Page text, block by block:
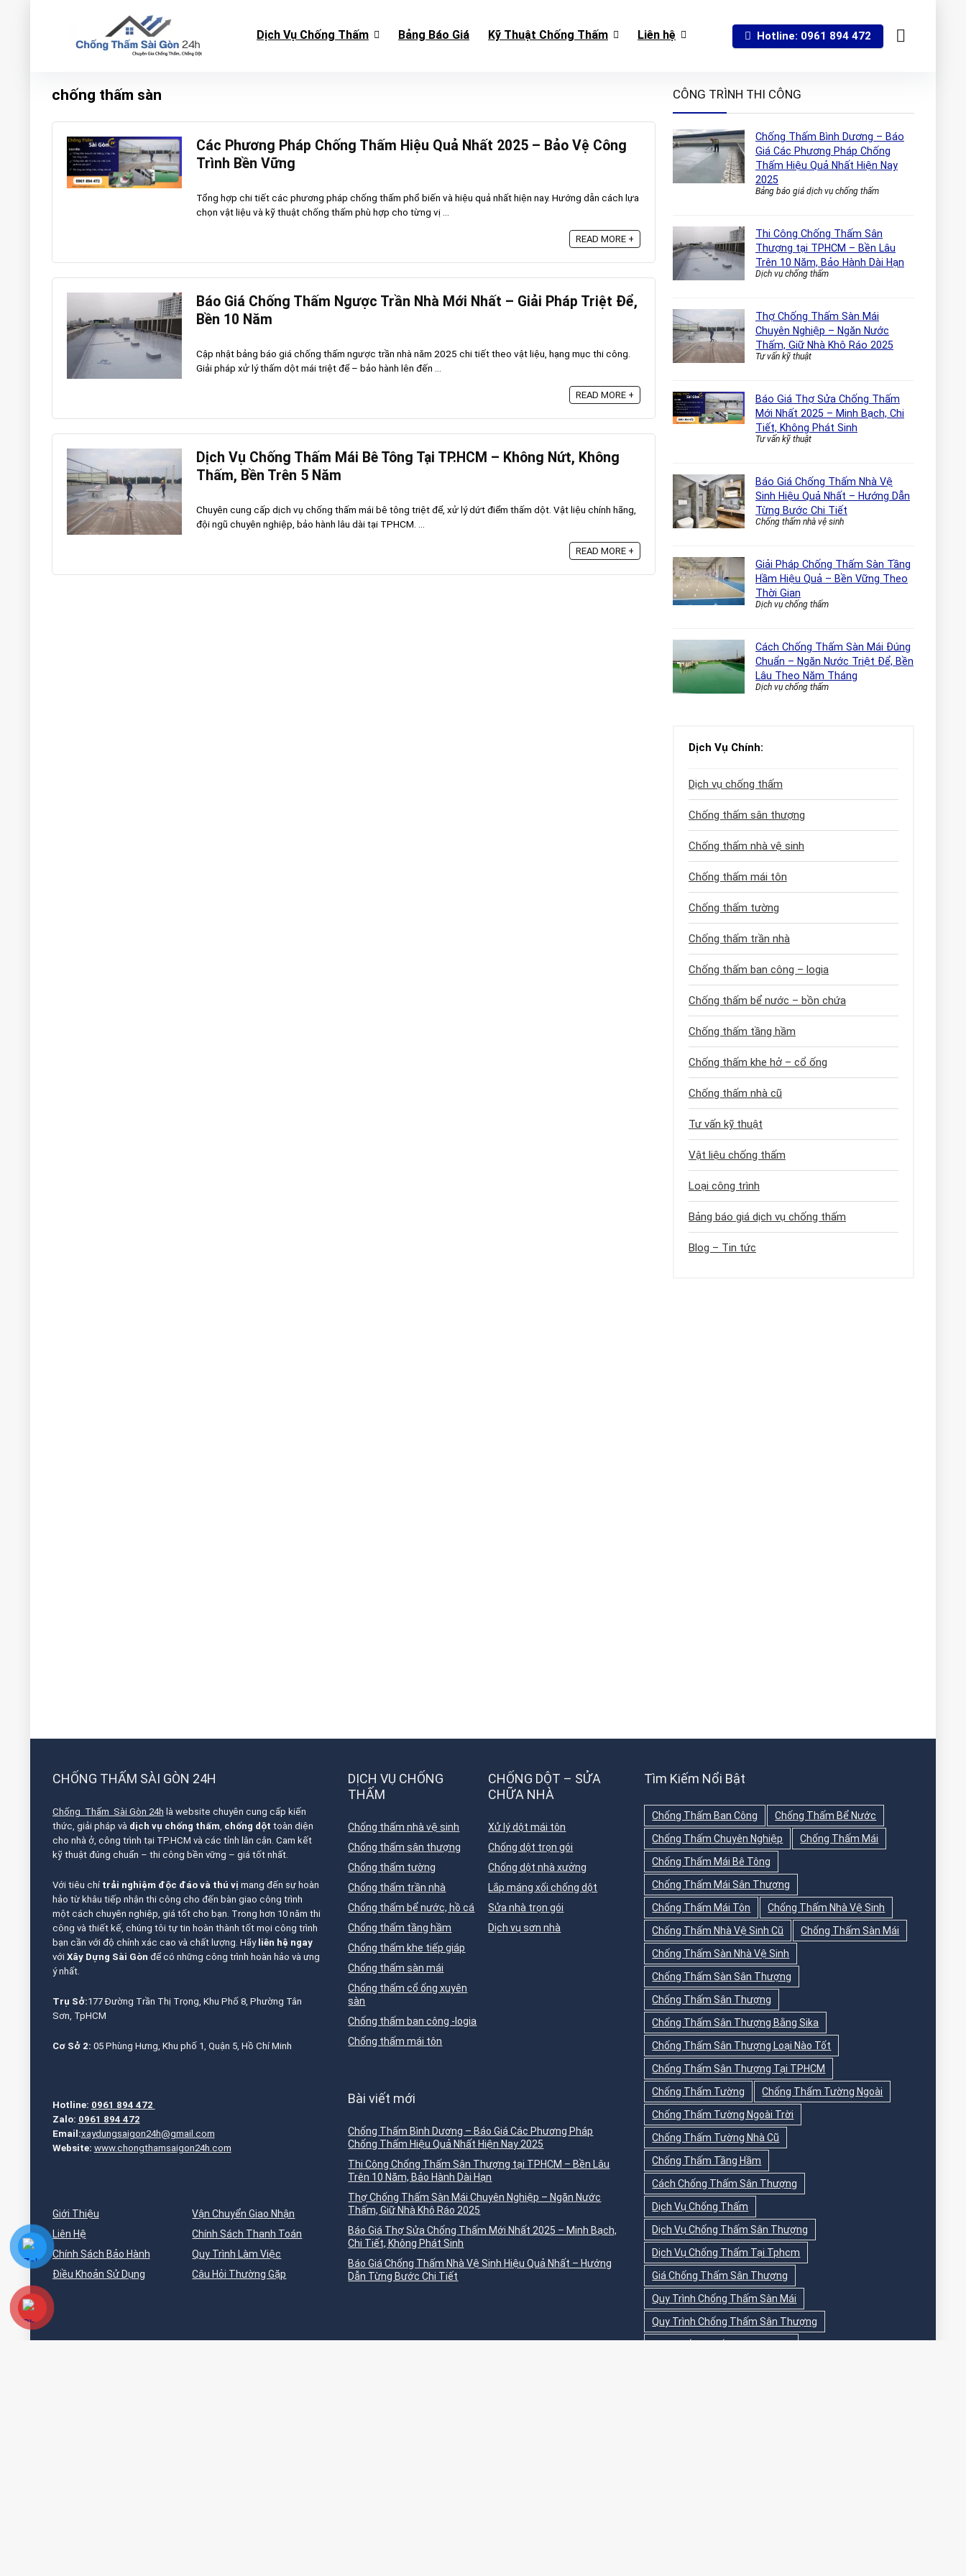
Dịch Vụ Chống Thấm Bảng Báo Giá Kỹ Thuật Chống Thấm Liên hệ Hotline: 0961 894 472
chống thấm sàn
Các Phương Pháp Chống Thấm Hiệu Quả Nhất 2025 – Bảo Vệ Công
Trình Bền Vững
Tổng hợp chi tiết các phương pháp chống thấm phổ biến và hiệu quả nhất hiện nay. Hướng dẫn cách lựa
chọn vật liệu và kỹ thuật chống thấm phù hợp cho từng vị ...
READ MORE +
Báo Giá Chống Thấm Ngược Trần Nhà Mới Nhất – Giải Pháp Triệt Để,
Bền 10 Năm
Cập nhật bảng báo giá chống thấm ngược trần nhà năm 2025 chi tiết theo vật liệu, hạng mục thi công.
Giải pháp xử lý thấm dột mái triệt để – bảo hành lên đến ...
READ MORE +
Dịch Vụ Chống Thấm Mái Bê Tông Tại TP.HCM – Không Nứt, Không
Thấm, Bền Trên 5 Năm
Chuyên cung cấp dịch vụ chống thấm mái bê tông triệt để, xử lý dứt điểm thấm dột. Vật liệu chính hãng,
đội ngũ chuyên nghiệp, bảo hành lâu dài tại TPHCM. ...
READ MORE +
CÔNG TRÌNH THI CÔNG
Chống Thấm Bình Dương – Báo
Giá Các Phương Pháp Chống
Thấm Hiệu Quả Nhất Hiện Nay
2025
Bảng báo giá dịch vụ chống thấm
Thi Công Chống Thấm Sân
Thượng tại TPHCM – Bền Lâu
Trên 10 Năm, Bảo Hành Dài Hạn
Dịch vụ chống thấm
Thợ Chống Thấm Sàn Mái
Chuyên Nghiệp – Ngăn Nước
Thấm, Giữ Nhà Khô Ráo 2025
Tư vấn kỹ thuật
Báo Giá Thợ Sửa Chống Thấm
Mới Nhất 2025 – Minh Bạch, Chi
Tiết, Không Phát Sinh
Tư vấn kỹ thuật
Báo Giá Chống Thấm Nhà Vệ
Sinh Hiệu Quả Nhất – Hướng Dẫn
Từng Bước Chi Tiết
Chống thấm nhà vệ sinh
Giải Pháp Chống Thấm Sàn Tầng
Hầm Hiệu Quả – Bền Vững Theo
Thời Gian
Dịch vụ chống thấm
Cách Chống Thấm Sàn Mái Đúng
Chuẩn – Ngăn Nước Triệt Để, Bền
Lâu Theo Năm Tháng
Dịch vụ chống thấm
Dịch Vụ Chính:
Dịch vụ chống thấm
Chống thấm sân thượng
Chống thấm nhà vệ sinh
Chống thấm mái tôn
Chống thấm tường
Chống thấm trần nhà
Chống thấm ban công – logia
Chống thấm bể nước – bồn chứa
Chống thấm tầng hầm
Chống thấm khe hở – cổ ống
Chống thấm nhà cũ
Tư vấn kỹ thuật
Vật liệu chống thấm
Loại công trình
Bảng báo giá dịch vụ chống thấm
Blog – Tin tức
CHỐNG THẤM SÀI GÒN 24H
Chống Thấm Sài Gòn 24h là website chuyên cung cấp kiến
thức, giải pháp và dịch vụ chống thấm, chống dột toàn diện
cho nhà ở, công trình tại TP.HCM và các tỉnh lân cận. Cam kết
kỹ thuật đúng chuẩn – thi công bền vững – giá tốt nhất.
Với tiêu chí trải nghiệm độc đáo và thú vị mang đến sự hoàn
hảo từ khâu tiếp nhận thi công cho đến bàn giao công trình
một cách chuyên nghiệp, giá tốt cho bạn. Trong hơn 10 năm thi
công và thiết kế, chúng tôi tự tin hoàn thành tốt mọi công trình
bạn cần với độ chính xác cao và chất lượng. Hãy liên hệ ngay
với Xây Dựng Sài Gòn để có những công trình hoàn hảo và ưng
ý nhất.
Trụ Sở:177 Đường Trần Thị Trọng, Khu Phố 8, Phường Tân
Sơn, TpHCM
Cơ Sở 2: 05 Phùng Hưng, Khu phố 1, Quận 5, Hồ Chí Minh
Hotline: 0961 894 472
Zalo: 0961 894 472
Email:xaydungsaigon24h@gmail.com
Website: www.chongthamsaigon24h.com
Giới Thiệu
Liên Hệ
Chính Sách Bảo Hành
Điều Khoản Sử Dụng
Vận Chuyển Giao Nhận
Chính Sách Thanh Toán
Quy Trình Làm Việc
Câu Hỏi Thường Gặp
DỊCH VỤ CHỐNG
THẤM
Chống thấm nhà vệ sinh
Chống thấm sân thượng
Chống thấm tường
Chống thấm trần nhà
Chống thấm bể nước, hồ cá
Chống thấm tầng hầm
Chống thấm khe tiếp giáp
Chống thấm sàn mái
Chống thấm cổ ống xuyên
sàn
Chống thấm ban công -logia
Chống thấm mái tôn
CHỐNG DỘT – SỬA
CHỮA NHÀ
Xử lý dột mái tôn
Chống dột trọn gói
Chống dột nhà xưởng
Lắp máng xối chống dột
Sửa nhà trọn gói
Dịch vụ sơn nhà
Bài viết mới
Chống Thấm Bình Dương – Báo Giá Các Phương Pháp
Chống Thấm Hiệu Quả Nhất Hiện Nay 2025
Thi Công Chống Thấm Sân Thượng tại TPHCM – Bền Lâu
Trên 10 Năm, Bảo Hành Dài Hạn
Thợ Chống Thấm Sàn Mái Chuyên Nghiệp – Ngăn Nước
Thấm, Giữ Nhà Khô Ráo 2025
Báo Giá Thợ Sửa Chống Thấm Mới Nhất 2025 – Minh Bạch,
Chi Tiết, Không Phát Sinh
Báo Giá Chống Thấm Nhà Vệ Sinh Hiệu Quả Nhất – Hướng
Dẫn Từng Bước Chi Tiết
Tìm Kiếm Nổi Bật
Chống Thấm Ban Công
Chống Thấm Bể Nước
Chống Thấm Chuyên Nghiệp
Chống Thấm Mái
Chống Thấm Mái Bê Tông
Chống Thấm Mái Sân Thượng
Chống Thấm Mái Tôn
Chống Thấm Nhà Vệ Sinh
Chống Thấm Nhà Vệ Sinh Cũ
Chống Thấm Sàn Mái
Chống Thấm Sàn Nhà Vệ Sinh
Chống Thấm Sàn Sân Thượng
Chống Thấm Sân Thượng
Chống Thấm Sân Thượng Bằng Sika
Chống Thấm Sân Thượng Loại Nào Tốt
Chống Thấm Sân Thượng Tại TPHCM
Chống Thấm Tường
Chống Thấm Tường Ngoài
Chống Thấm Tường Ngoài Trời
Chống Thấm Tường Nhà Cũ
Chống Thấm Tầng Hầm
Cách Chống Thấm Sân Thượng
Dịch Vụ Chống Thấm
Dịch Vụ Chống Thấm Sân Thượng
Dịch Vụ Chống Thấm Tại Tphcm
Giá Chống Thấm Sân Thượng
Quy Trình Chống Thấm Sàn Mái
Quy Trình Chống Thấm Sân Thượng